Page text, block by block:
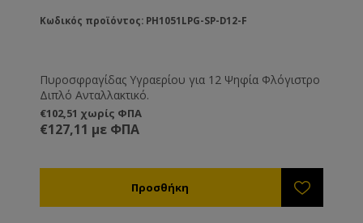
Κωδικός προϊόντος: PH1051LPG-SP-D12-F
Πυροσφραγίδας Υγραερίου για 12 Ψηφία Φλόγιστρο
Διπλό Ανταλλακτικό.
€102,51 χωρίς ΦΠΑ
€127,11 με ΦΠΑ